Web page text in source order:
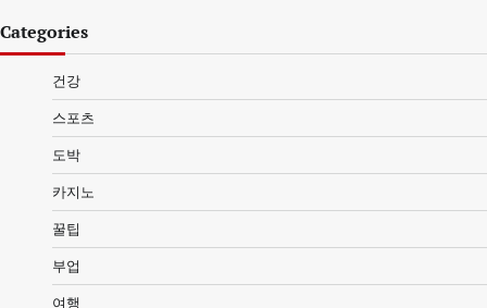
Categories
건강
스포츠
도박
카지노
꿀팁
부업
여행